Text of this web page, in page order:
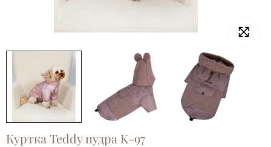
Куртка Teddy пудра K-97